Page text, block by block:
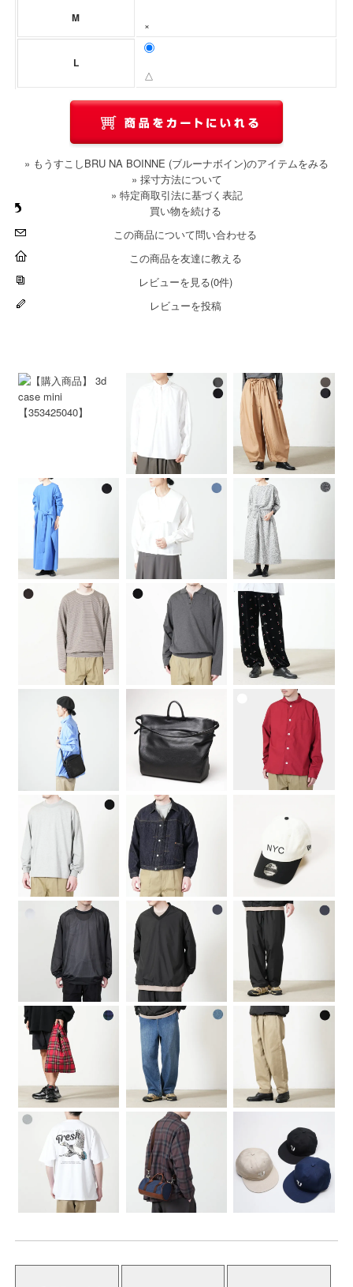
» 採寸方法について
» 特定商取引法に基づく表記
買い物を続ける
この商品について問い合わせる
この商品を友達に教える
レビューを見る(0件)
レビューを投稿
M
×
L
△
» もうすこしBRU NA BOINNE (ブルーナボイン)のアイテムをみる